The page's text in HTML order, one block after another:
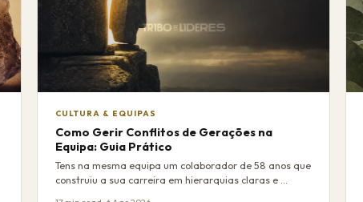
CULTURA & EQUIPAS
Como Gerir Conflitos de Gerações na
Equipa: Guia Prático
Tens na mesma equipa um colaborador de 58 anos que
construiu a sua carreira em hierarquias claras e …